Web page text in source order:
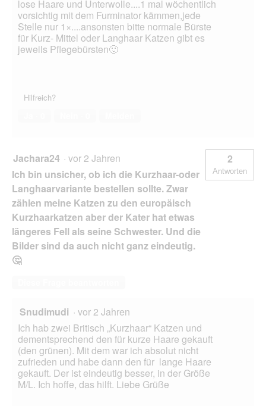
lose Haare und Unterwolle....1 mal wöchentlich
vorsichtig mit dem Furminator kämmen,jede
Stelle nur 1×....ansonsten bitte normale Bürste
für Kurz- Mittel oder Langhaar Katzen gibt es
jeweils Pflegebürsten🙂
Hilfreich?
Jachara24 · vor 2 Jahren
Ich bin unsicher, ob ich die Kurzhaar-oder
Langhaarvariante bestellen sollte. Zwar
zählen meine Katzen zu den europäisch
Kurzhaarkatzen aber der Kater hat etwas
längeres Fell als seine Schwester. Und die
Bilder sind da auch nicht ganz eindeutig.
🤔
2
Antworten
Snudimudi · vor 2 Jahren
Ich hab zwei Britisch „Kurzhaar“ Katzen und
dementsprechend den für kurze Haare gekauft
(den grünen). Mit dem war ich absolut nicht
zufrieden und habe dann den für lange Haare
gekauft. Der ist eindeutig besser, in der Größe
M/L. Ich hoffe, das hilft. Liebe Grüße